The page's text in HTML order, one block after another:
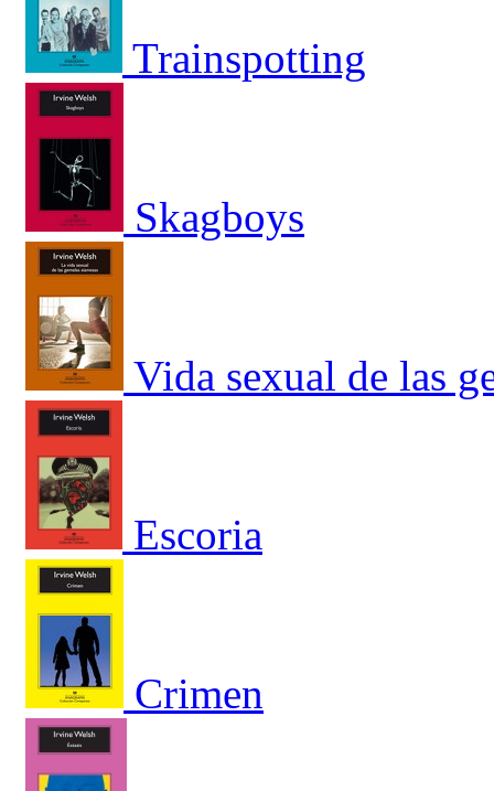
Trainspotting
Skagboys
Vida sexual de las
Escoria
Crimen